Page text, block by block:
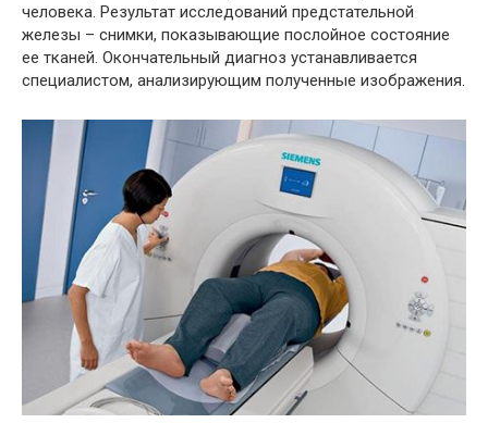
человека. Результат исследований предстательной
железы – снимки, показывающие послойное состояние
ее тканей. Окончательный диагноз устанавливается
специалистом, анализирующим полученные изображения.